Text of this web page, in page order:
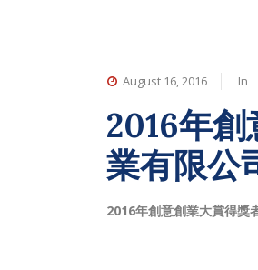
August 16, 2016 In
2016年
業有限公
2016年創意創業大賞得獎